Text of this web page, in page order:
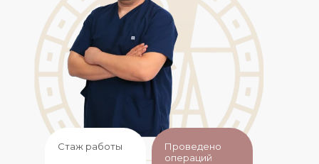
Стаж работы
Проведено
операций